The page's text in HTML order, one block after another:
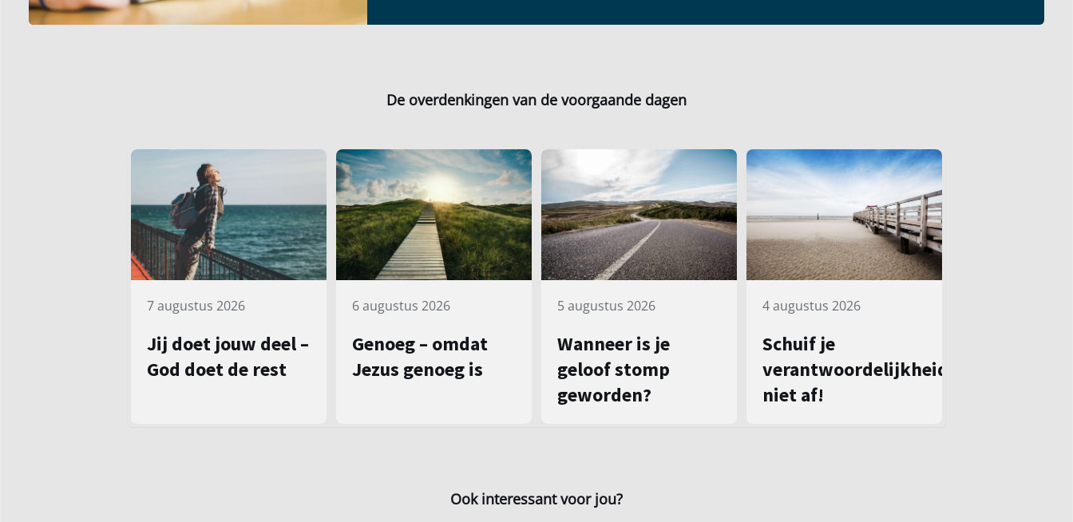
De overdenkingen van de voorgaande dagen
7 augustus 2026
Jij doet jouw deel –
God doet de rest
6 augustus 2026
Genoeg – omdat
Jezus genoeg is
5 augustus 2026
Wanneer is je
geloof stomp
geworden?
4 augustus 2026
Schuif je
verantwoordelijkheid
niet af!
Ook interessant voor jou?